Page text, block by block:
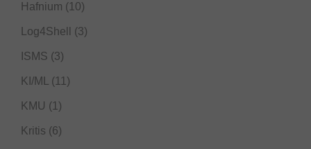
Hafnium (10)
Log4Shell (3)
ISMS (3)
KI/ML (11)
KMU (1)
Kritis (6)